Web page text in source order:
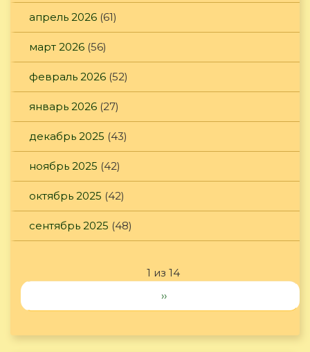
апрель 2026 (61)
март 2026 (56)
февраль 2026 (52)
январь 2026 (27)
декабрь 2025 (43)
ноябрь 2025 (42)
октябрь 2025 (42)
сентябрь 2025 (48)
1 из 14
››